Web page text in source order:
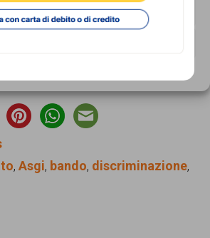
NEGA
, Asgi, bando, discriminazione,